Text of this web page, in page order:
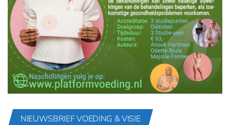
NIEUWSBRIEF VOEDING & VISIE